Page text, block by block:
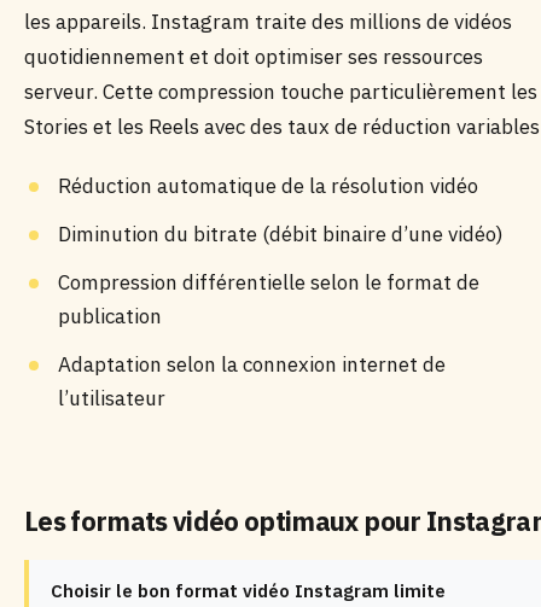
les appareils. Instagram traite des millions de vidéos
quotidiennement et doit optimiser ses ressources
serveur. Cette compression touche particulièrement les
Stories et les Reels avec des taux de réduction
Réduction automatique de la résolution vidéo
Diminution du bitrate (débit binaire d’une vidéo)
Compression différentielle selon le format de
publication
Adaptation selon la connexion internet de
l’utilisateur
Les formats vidéo optimaux pour
Choisir le bon format vidéo Instagram limite